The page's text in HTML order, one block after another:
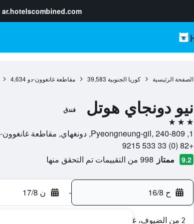
ar.hotelscombined.com
الصفحة الرئيسية كوريا الجنوبية 39,583 مقاطعة غانغوون-دو 4,634
نيو دونجاي هوتل فندق
3 نجوم
1, Pyeongneung-gil, 240-809, دونغهاي, مقاطعة غانغوون-دو, كوريا الجنوبية
+82 (0) 33 533 9215
9.2 ممتاز 998 من التقييمات تم التحقق منها
ح 16/8 - ن 17/8
2 من الضيوف، غرفة واحدة